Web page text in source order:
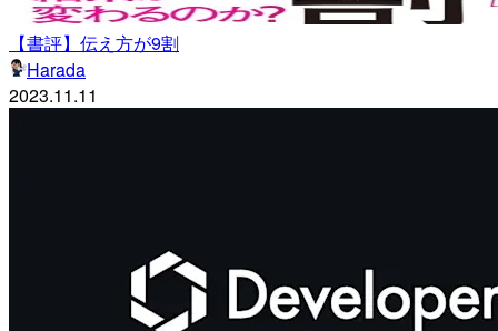
【書評】伝え方が9割
Harada
2023.11.11